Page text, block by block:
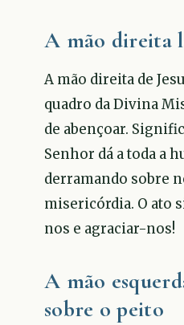
A mão direita
A mão direita de
quadro da Divina
de abençoar.
Senhor dá a toda a
derramando sobre
misericórdia. O ato
nos e agraciar-nos!
A mão
sobre o peito